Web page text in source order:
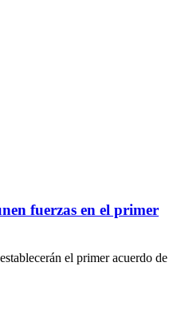
fuerzas en el primer
el primer acuerdo de